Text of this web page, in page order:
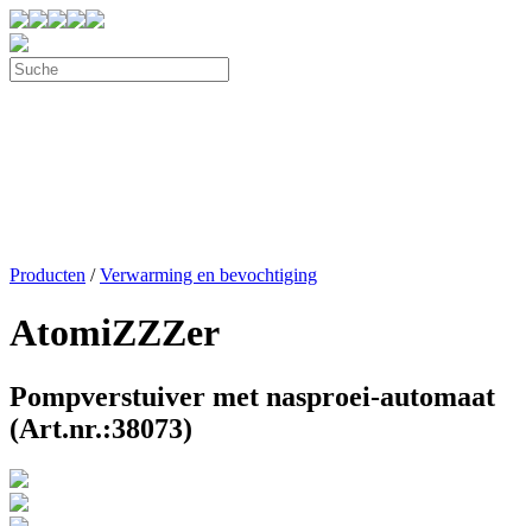
Producten /Verwarming en bevochtiging
AtomiZZZer
Pompverstuiver met nasproei-automaat
(Art.nr.:38073)